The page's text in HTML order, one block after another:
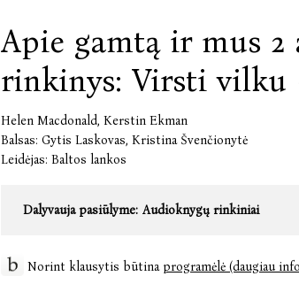
Apie gamtą ir mus 2
rinkinys: Virsti vilku
Helen Macdonald, Kerstin Ekman
Balsas: Gytis Laskovas, Kristina Švenčionytė
Leidėjas: Baltos lankos
Dalyvauja pasiūlyme: Audioknygų rinkiniai
Norint klausytis būtinaprogramėlė (daugiau